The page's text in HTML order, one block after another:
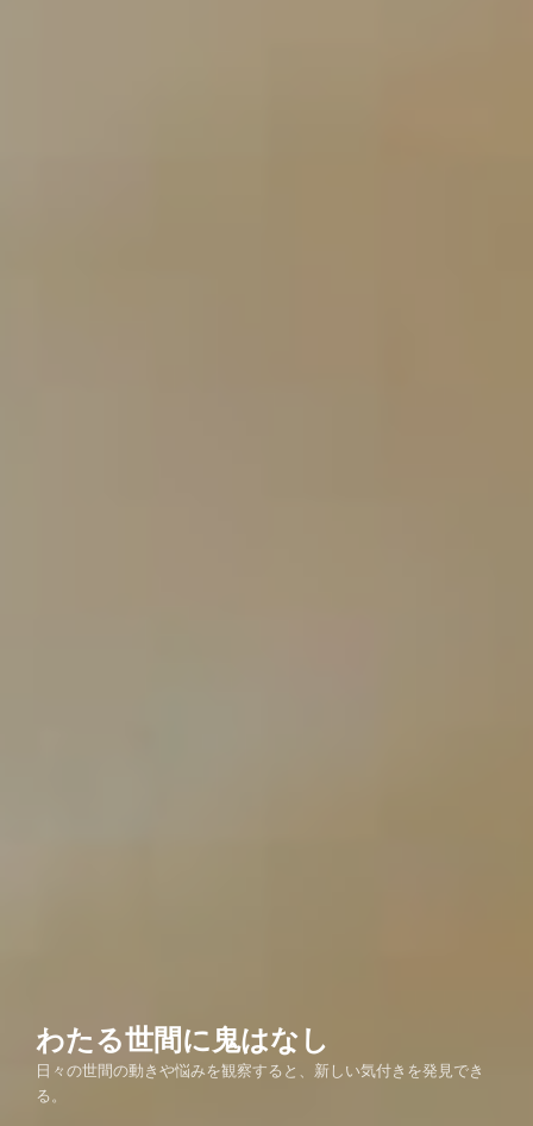
わたる世間に鬼はなし
日々の世間の動きや悩みを観察すると、新しい気付きを発見でき
る。